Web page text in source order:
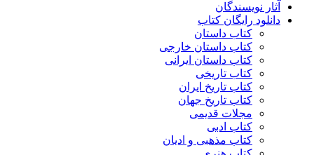
آثار نویسندگان
دانلود رایگان کتاب
کتاب داستان
کتاب داستان خارجی
کتاب داستان ایرانی
کتاب تاریخی
کتاب تاریخ ایران
کتاب تاریخ جهان
مجلات قدیمی
کتاب ادبی
کتاب مذهبی و ادیان